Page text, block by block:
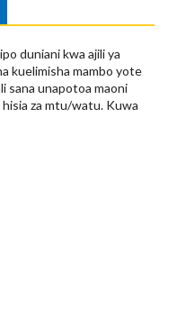
duniani kwa ajili ya
kuelimisha mambo yote
sana unapotoa maoni
za mtu/watu. Kuwa